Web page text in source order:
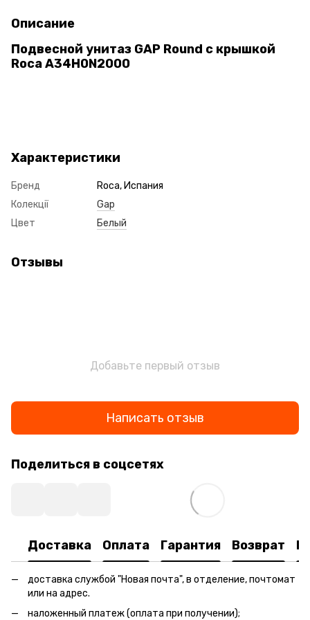
Описание
Подвесной унитаз GAP Round с крышкой
Roca A34H0N2000
Характеристики
Бренд
Roca, Испания
Колекції
Gap
Цвет
Белый
Отзывы
Добавьте первый отзыв
Написать отзыв
Поделиться в соцсетях
Доставка Оплата Гарантия Возврат
доставка службой "Новая почта", в отделение, почтомат
или на адрес.
наложенный платеж (оплата при получении);